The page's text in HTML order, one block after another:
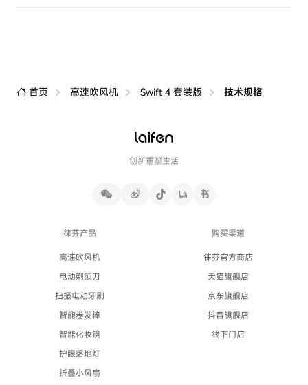
首页 高速吹风机 Swift 4 套装版 技术规格
创新重塑生活
徕芬产品
高速吹风机
电动剃须刀
扫振电动牙刷
智能卷发棒
智能化妆镜
护眼落地灯
折叠小风扇
购买渠道
徕芬官方商店
天猫旗舰店
京东旗舰店
抖音旗舰店
线下门店